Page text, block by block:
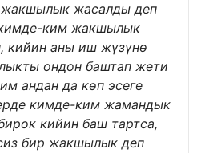
жакшылык жасалды деп
ким жакшылык
кийин аны иш жүзүнө
ондон баштап жети
андан да көп эсеге
кимде-ким жамандык
кийин баш тартса,
бир жакшылык деп